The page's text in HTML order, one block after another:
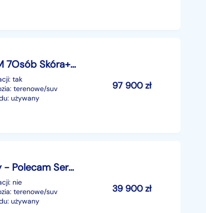
Peugeot 5008 II GT Line 2,0HDi 177KM 7Osób Skóra+Led+MASAŻE GWAR. 1wł Bezwyp Kraj F2
tak
terenowe/suv
używany
97 900zł
Renault Kadjar I 1.2 TCe 130 KM Energy - Polecam Serwis ASO
nie
terenowe/suv
używany
39 900zł